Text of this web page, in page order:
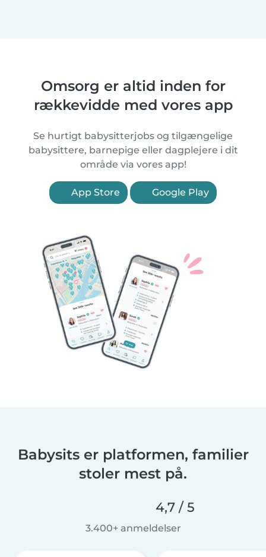
Omsorg er altid inden for
rækkevidde med vores app
Se hurtigt babysitterjobs og tilgængelige
babysittere, barnepige eller dagplejere i dit
område via vores app!
App Store Google Play
Babysits er platformen, familier
stoler mest på.
4,7 / 5
3.400+ anmeldelser